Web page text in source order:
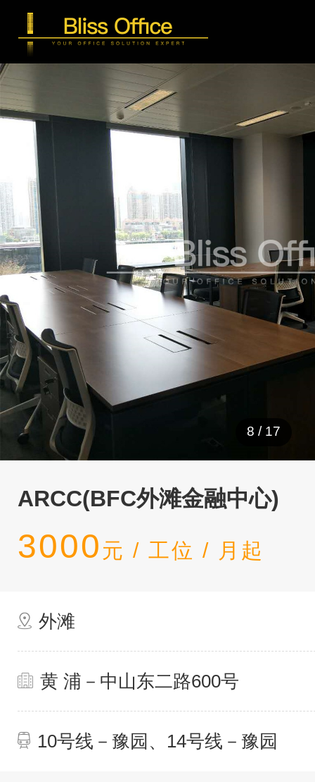
8 / 17
ARCC(BFC外滩金融中心)
3000 元 / 工位 / 月起
外滩
黄 浦－中山东二路600号
10号线－豫园、14号线－豫园